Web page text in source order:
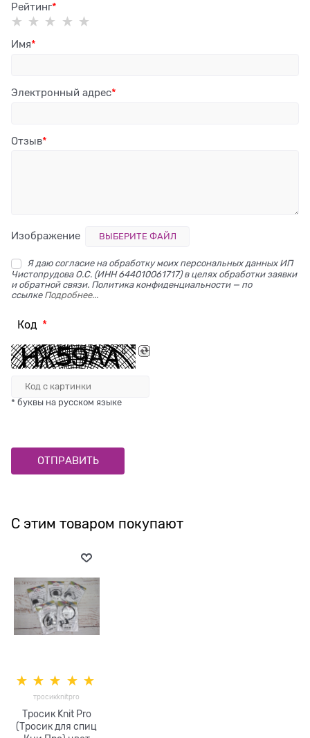
Рейтинг
Имя
Электронный адрес
Отзыв
Изображение ВЫБЕРИТЕ ФАЙЛ
Я даю согласие на обработку моих персональных данных ИП
Чистопрудова О.С. (ИНН 644010061717) в целях обработки заявки
и обратной связи. Политика конфиденциальности — по
ссылке Подробнее...
Код
* буквы на русском языке
С этим товаром покупают
тросикknitpro
Тросик Knit Pro
(Тросик для спиц